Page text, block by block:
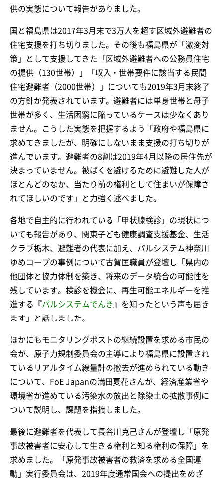
供の実態について報告がありました。
国と福島県は2017年3月末で3万人を超す区域外避難者の
住宅支援を打ち切りました。その後も福島県が「激変対
策」として支援してきた「区域外避難者への公務員住宅
の提供（130世帯）」「収入・世帯要件に該当する民間
住宅避難者（2000世帯）」についても2019年3月末終了
の方針が発表されています。避難者には単身世帯と母子
世帯が多く、生活困窮に陥っているケースは少なくあり
ません。こうした実態を把握するよう「政府や福島県に
求めてきましたが、明確にしないまま支援の打ち切りが
進んでいます。避難者の8割は2019年4月以降の居住先が
決まっていません。被ばくを避けるために避難した人が
ほとんどのなか、当たり前の権利として住まいが保障さ
れてほしいのです」と力強く述べました。
各地で自主的に行われている「甲状腺検診」の現状につ
いても報告があり、関東子ども健康調査支援基金、生活
クラブ栃木、避難者の代表に加え、パルシステム神奈川
ゆめコープの事例について古賀匡職員が登壇し「県内の
他団体と協力体制を築き、将来のデータ統合の可能性を
残しています。検診を機会に、再生可能エネルギーを推
進する『パルシステムでんき 』を知ったという声も届き
ます」と話しました。
ほかにもモニタリングポストの継続設置を求める市民の
会が、原子力規制委員会の主導により福島県に設置され
ているリアルタイム線量計の撤去が進められている動き
について、FoE Japanの満田夏花さんが、経済産業省や
環境省が進めている汚染水の放出と除染土の拡散事例に
ついて説明し、課題を指摘しました。
最後に避難者を代表して長谷川克己さんが登壇し「原発
事故被害者に安心して生きる権利と知る権利の保障」を
求めました。「原発事故被害者の救済を求める全国運
動」実行委員会は、2019年度通常国会への提出をめざ